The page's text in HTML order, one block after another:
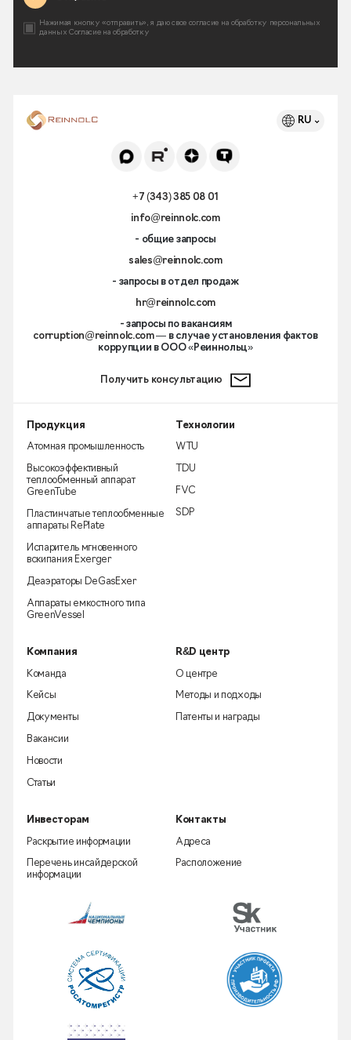
Нажимая кнопку «отправить», я даю свое согласие на обработку персональных
данных Согласие на обработку
RU
+7 (343) 385 08 01
info@reinnolc.com
- общие запросы
sales@reinnolc.com
- запросы в отдел продаж
hr@reinnolc.com
- запросы по вакансиям
corruption@reinnolc.com— в случае установления фактов
коррупции в ООО «Реиннольц»
Получить консультацию
Продукция
Атомная промышленность
Высокоэффективный
теплообменный аппарат
GreenTube
Пластинчатые теплообменные
аппараты RePlate
Испаритель мгновенного
вскипания Exerger
Деаэраторы DeGasExer
Аппараты емкостного типа
GreenVessel
Технологии
WTU
TDU
FVC
SDP
Компания
Команда
Кейсы
Документы
Вакансии
Новости
Статьи
R&D центр
О центре
Методы и подходы
Патенты и награды
Инвесторам
Раскрытие информации
Перечень инсайдерской
информации
Контакты
Адреса
Расположение